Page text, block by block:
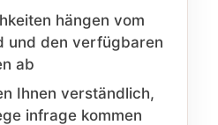
hängen vom
und den verfügbaren
ab
Ihnen verständlich,
infrage kommen